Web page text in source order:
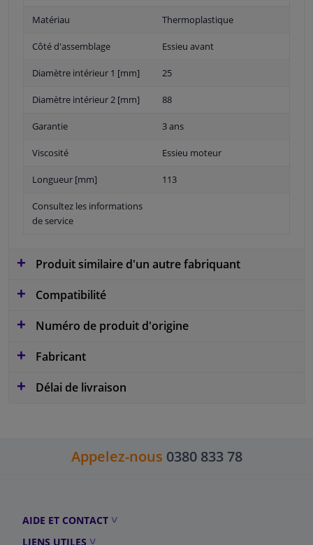
Matériau Thermoplastique
Côté d'assemblage Essieu avant
Diamètre intérieur 1 [mm] 25
Diamètre intérieur 2 [mm] 88
Garantie 3 ans
Viscosité Essieu moteur
Longueur [mm] 113
Consultez les informations
de service
Produit similaire d'un autre fabriquant
Compatibilité
Numéro de produit d'origine
Fabricant
Délai de livraison
Appelez-nous 0380 833 78
AIDE ET CONTACT
LIENS UTILES